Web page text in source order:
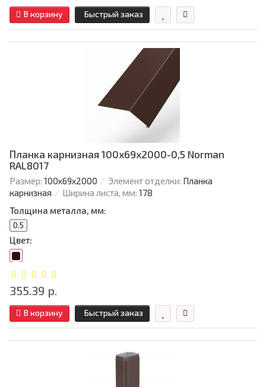
В корзину Быстрый заказ
Планка карнизная 100х69х2000-0,5 Norman
RAL8017
Размер: 100х69х2000 Элемент отделки: Планка
карнизная
Ширина листа, мм: 178
Толщина металла, мм:
0.5
Цвет:
355.39 р.
В корзину Быстрый заказ